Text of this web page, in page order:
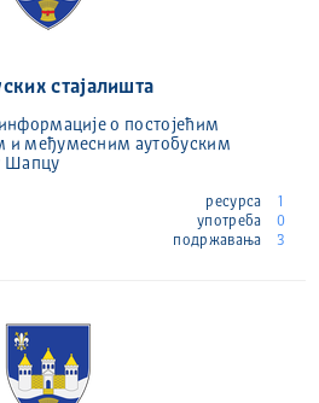
стајалишта
о постојећим
и међумесним аутобуским
Шапцу
ресурса
1
употреба
0
подржавања
3